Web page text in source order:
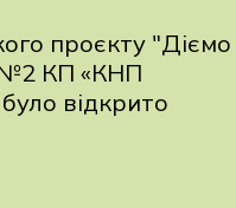
проєкту "Діємо
№2 КП «КНП
відкрито